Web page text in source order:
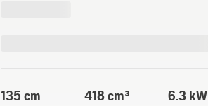
135 cm 418 cm³ 6.3 kW